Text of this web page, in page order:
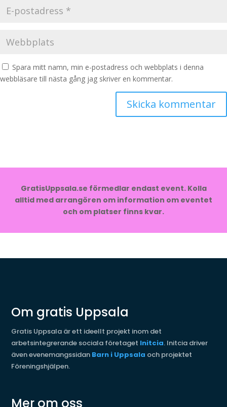
Spara mitt namn, min e-postadress och webbplats i denna
webbläsare till nästa gång jag skriver en kommentar.
GratisUppsala.se förmedlar endast event. Kolla
alltid med arrangören om information om eventet
och om platser finns kvar.
Om gratis Uppsala
Gratis Uppsala är ett ideellt projekt inom det
arbetsintegrerande sociala företaget Initcia. Initcia driver
även evenemangssidan Barn i Uppsala och projektet
Föreningshjälpen.
Mer om oss